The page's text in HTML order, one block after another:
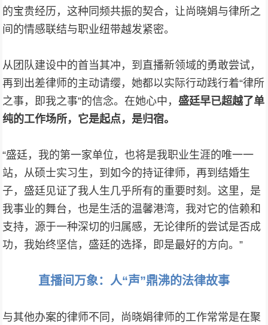
的宝贵经历，这种同频共振的契合，让尚晓娟与律所之
间的情感联结与职业纽带越发紧密。
从团队建设中的首当其冲，到直播新领域的勇敢尝试，
再到出差律师的主动请缨，她都以实际行动践行着“律所
之事，即我之事”的信念。在她心中，盛廷早已超越了单
纯的工作场所，它是起点，是归宿。
“盛廷，我的第一家单位，也将是我职业生涯的唯一一
站，从硕士实习生，到如今的持证律师，再到结婚生
子，盛廷见证了我人生几乎所有的重要时刻。这里，是
我事业的舞台，也是生活的温馨港湾，我对它的信赖和
支持，源于一种深切的归属感，无论律所的尝试是否成
功，我始终坚信，盛廷的选择，即是最好的方向。”
直播间万象：人“声”鼎沸的法律故事
与其他办案的律师不同，尚晓娟律师的工作常常是在聚